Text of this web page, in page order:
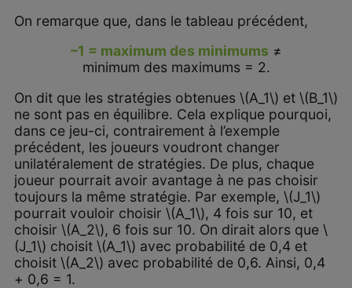
On remarque que, dans le tableau précédent,
–1 = maximum des minimums ≠
minimum des maximums = 2.
On dit que les stratégies obtenues \(A_1\) et \(B_1\)
ne sont pas en équilibre. Cela explique pourquoi,
dans ce jeu-ci, contrairement à l’exemple
précédent, les joueurs voudront changer
unilatéralement de stratégies. De plus, chaque
joueur pourrait avoir avantage à ne pas choisir
toujours la même stratégie. Par exemple, \(J_1\)
pourrait vouloir choisir \(A_1\), 4 fois sur 10, et
choisir \(A_2\), 6 fois sur 10. On dirait alors que \
(J_1\) choisit \(A_1\) avec probabilité de 0,4 et
choisit \(A_2\) avec probabilité de 0,6. Ainsi, 0,4
+ 0,6 = 1.